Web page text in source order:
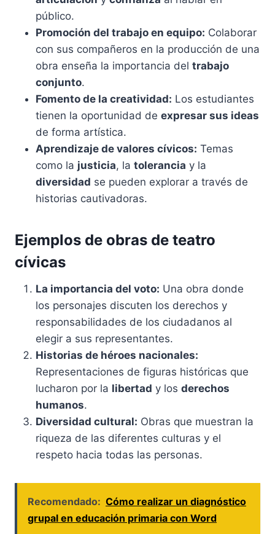
público.
Promoción del trabajo en equipo: Colaborar
con sus compañeros en la producción de una
obra enseña la importancia del trabajo
conjunto.
Fomento de la creatividad: Los estudiantes
tienen la oportunidad de expresar sus ideas
de forma artística.
Aprendizaje de valores cívicos: Temas
como la justicia, la tolerancia y la
diversidad se pueden explorar a través de
historias cautivadoras.
Ejemplos de obras de teatro
cívicas
La importancia del voto: Una obra donde
los personajes discuten los derechos y
responsabilidades de los ciudadanos al
elegir a sus representantes.
Historias de héroes nacionales:
Representaciones de figuras históricas que
lucharon por la libertad y los derechos
humanos.
Diversidad cultural: Obras que muestran la
riqueza de las diferentes culturas y el
respeto hacia todas las personas.
Recomendado: Cómo realizar un diagnóstico
grupal en educación primaria con Word